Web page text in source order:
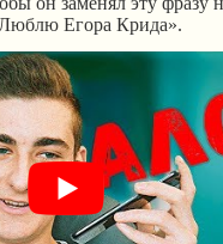
Егора Крида».